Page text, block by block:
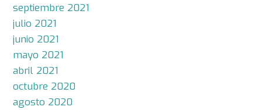
septiembre 2021
julio 2021
junio 2021
mayo 2021
abril 2021
octubre 2020
agosto 2020